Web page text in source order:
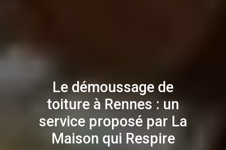
Le démoussage de
toiture à Rennes : un
service proposé par La
Maison qui Respire